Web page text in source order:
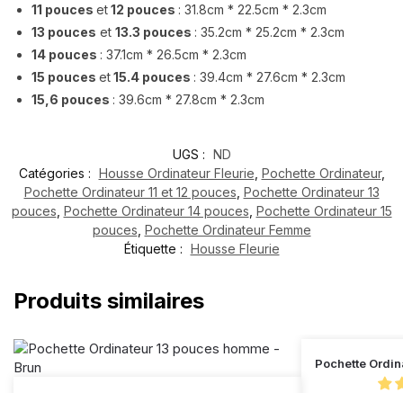
11 pouces et12 pouces : 31.8cm * 22.5cm * 2.3cm
13 pouces et 13.3 pouces : 35.2cm * 25.2cm * 2.3cm
14 pouces : 37.1cm * 26.5cm * 2.3cm
15 pouces et15.4 pouces : 39.4cm * 27.6cm * 2.3cm
15,6 pouces : 39.6cm * 27.8cm * 2.3cm
UGS :
ND
Catégories :
Housse Ordinateur Fleurie, Pochette Ordinateur,
Pochette Ordinateur 11 et 12 pouces, Pochette Ordinateur 13
pouces, Pochette Ordinateur 14 pouces, Pochette Ordinateur 15
pouces, Pochette Ordinateur Femme
Étiquette :
Housse Fleurie
Produits similaires
Pochette